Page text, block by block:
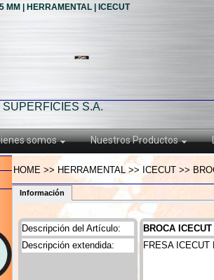
MM | HERRAMENTAL | ICECUT
S.A.
somos Nuestros Productos
HOME >> HERRAMENTAL >> ICECUT >>
Información
Descripción del Artículo:
Descripción extendida:
BROCA
FRESA